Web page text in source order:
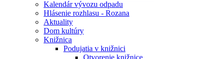
Kalendár vývozu odpadu
Hlásenie rozhlasu - Rozana
Aktuality
Dom kultúry
Knižnica
Podujatia v knižnici
Otvorenie knižnice